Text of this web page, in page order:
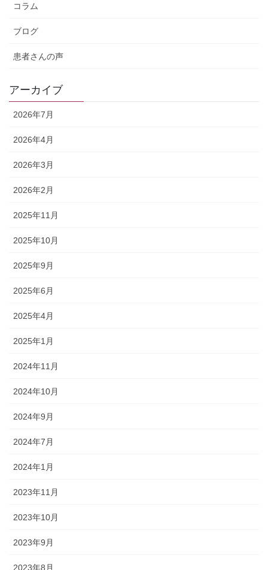
コラム
ブログ
患者さんの声
アーカイブ
2026年7月
2026年4月
2026年3月
2026年2月
2025年11月
2025年10月
2025年9月
2025年6月
2025年4月
2025年1月
2024年11月
2024年10月
2024年9月
2024年7月
2024年1月
2023年11月
2023年10月
2023年9月
2023年8月